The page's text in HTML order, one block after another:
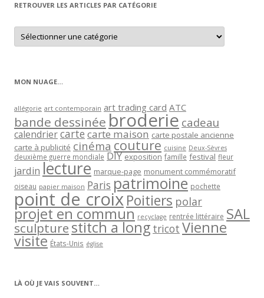
RETROUVER LES ARTICLES PAR CATÉGORIE
Retrouver
les
articles
MON NUAGE…
allégorie art contemporain art trading card ATC
bande dessinée broderie cadeau
calendriercartecarte maison carte postale ancienne
carte à publicité cinéma couture cuisine Deux-Sèvres
deuxième guerre mondiale DIY exposition famille festival fleur
jardin lecture marque-page monument commémoratif
oiseau papier maison Paris patrimoine pochette
point de croixPoitiers polar
projet en commun recyclage rentrée littéraire SAL
sculpturestitch a long tricot Vienne
visite États-Unis église
LÀ OÙ JE VAIS SOUVENT…